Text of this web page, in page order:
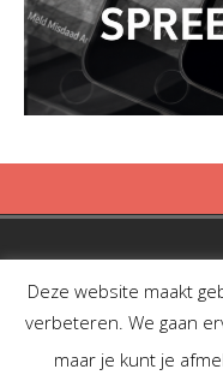
Deze website maakt
verbeteren. We gaan
maar je kunt je